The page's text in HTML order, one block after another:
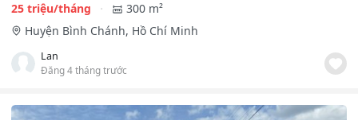
25 triệu/tháng
300 m²
Huyện Bình Chánh, Hồ Chí Minh
Lan
Đăng 4 tháng trước